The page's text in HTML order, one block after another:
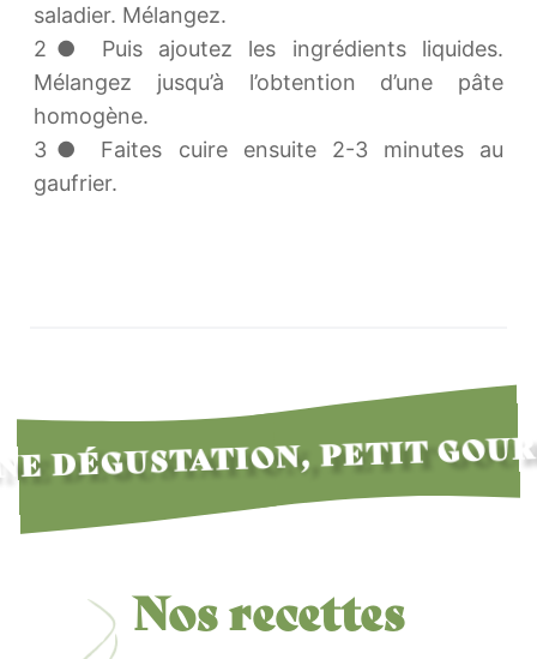
saladier. Mélangez.
2● Puis ajoutez les ingrédients liquides.
Mélangez jusqu’à l’obtention d’une pâte
homogène.
3● Faites cuire ensuite 2-3 minutes au
gaufrier.
DÉGUSTATION, PETIT
Nos recettes